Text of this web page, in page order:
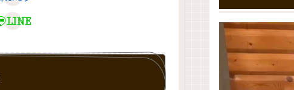
LINE
動
画